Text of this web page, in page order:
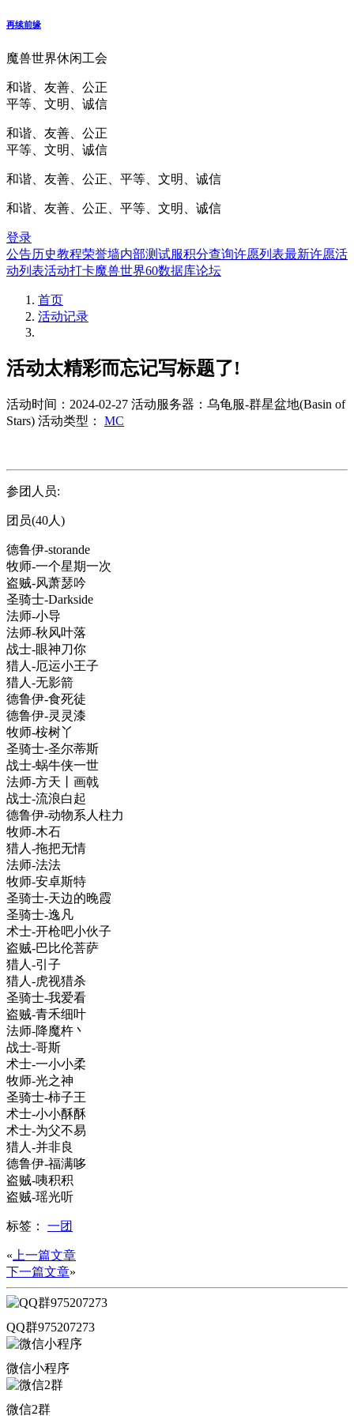
再续前缘
魔兽世界休闲工会
和谐、友善、公正
平等、文明、诚信
和谐、友善、公正
平等、文明、诚信
和谐、友善、公正、平等、文明、诚信
和谐、友善、公正、平等、文明、诚信
登录
公告历史教程荣誉墙内部测试服积分查询许愿列表最新许愿活
动列表活动打卡魔兽世界60数据库论坛
首页
活动记录
活动太精彩而忘记写标题了!
活动时间：2024-02-27 活动服务器：乌龟服-群星盆地(Basin of
Stars) 活动类型： MC
参团人员:
团员(40人)
德鲁伊-storande
牧师-一个星期一次
盗贼-风萧瑟吟
圣骑士-Darkside
法师-小导
法师-秋风叶落
战士-眼神刀你
猎人-厄运小王子
猎人-无影箭
德鲁伊-食死徒
德鲁伊-灵灵漆
牧师-桉树丫
圣骑士-圣尔蒂斯
战士-蜗牛侠一世
法师-方天丨画戟
战士-流浪白起
德鲁伊-动物系人柱力
牧师-木石
猎人-拖把无情
法师-法法
牧师-安卓斯特
圣骑士-天边的晚霞
圣骑士-逸凡
术士-开枪吧小伙子
盗贼-巴比伦菩萨
猎人-引子
猎人-虎视猎杀
圣骑士-我爱看
盗贼-青禾细叶
法师-降魔杵丶
战士-哥斯
术士-一小小柔
牧师-光之神
圣骑士-柿子王
术士-小小酥酥
术士-为父不易
猎人-并非良
德鲁伊-福满哆
盗贼-咦积积
盗贼-瑶光听
标签： 一团
« 上一篇文章
下一篇文章»
QQ群975207273
微信小程序
微信2群